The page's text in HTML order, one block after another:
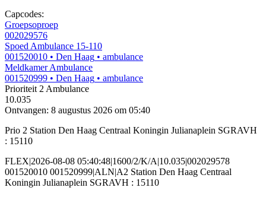
Capcodes:
Groepsoproep
002029576
Spoed Ambulance 15-110
001520010 • Den Haag • ambulance
Meldkamer Ambulance
001520999 • Den Haag • ambulance
Prioriteit 2 Ambulance
10.035
Ontvangen: 8 augustus 2026 om 05:40
Prio 2 Station Den Haag Centraal Koningin Julianaplein SGRAVH
: 15110
FLEX|2026-08-08 05:40:48|1600/2/K/A|10.035|002029578
001520010 001520999|ALN|A2 Station Den Haag Centraal
Koningin Julianaplein SGRAVH : 15110